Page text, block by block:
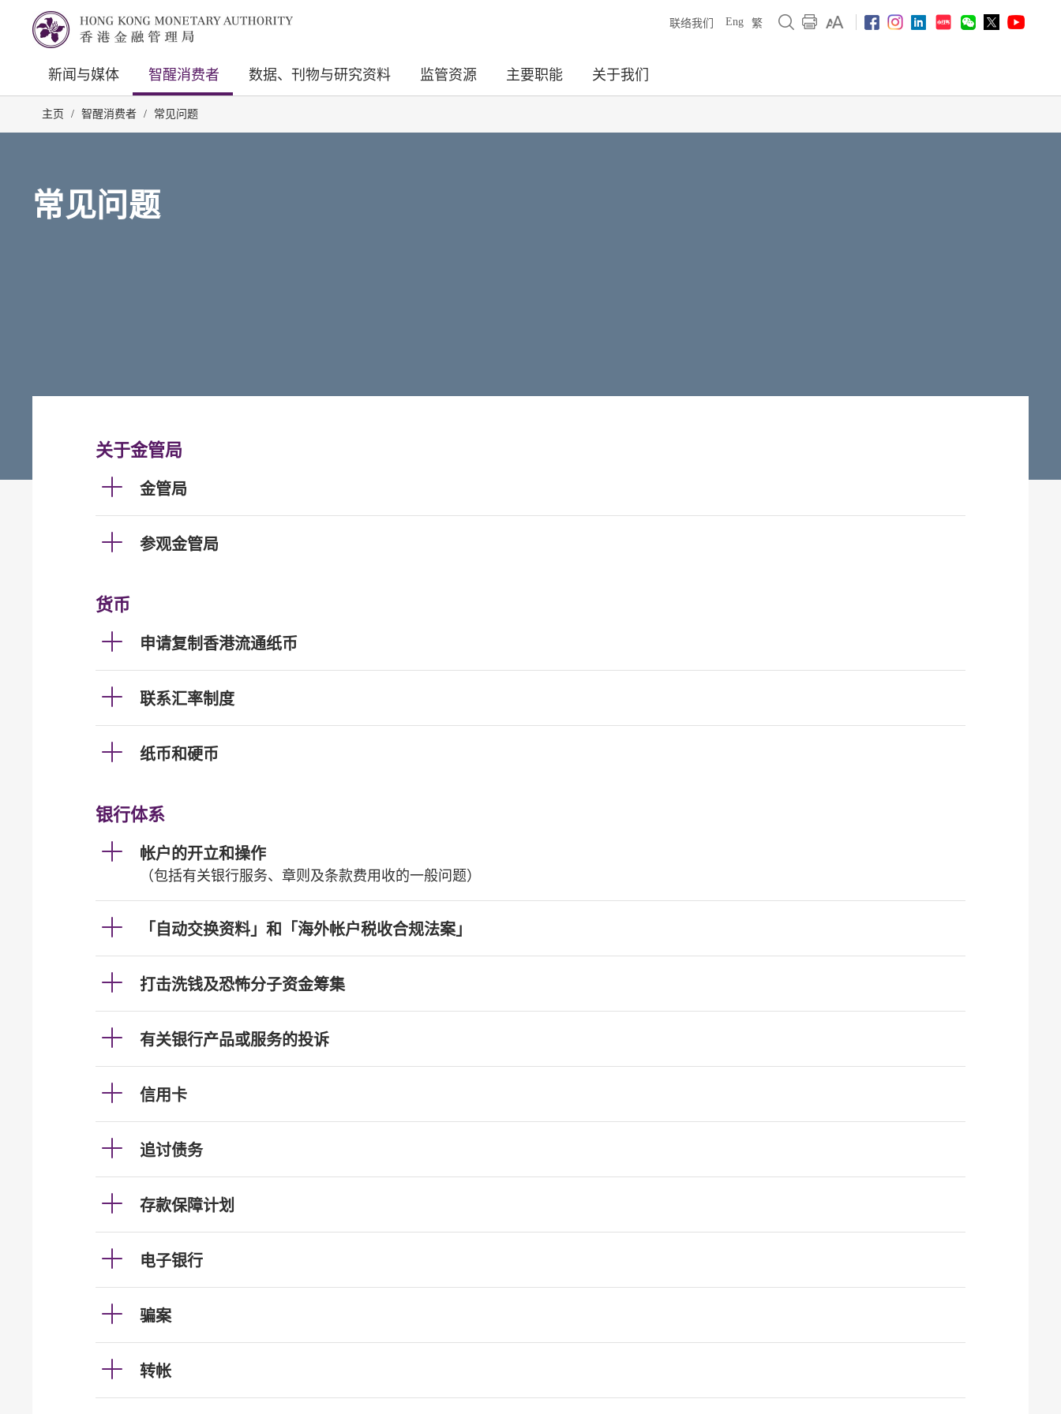
联络我们 Eng 繁
新闻与媒体 智醒消费者 数据、刊物与研究资料 监管资源 主要职能 关于我们
主页 / 智醒消费者 / 常见问题
常见问题
关于金管局
金管局
参观金管局
货币
申请复制香港流通纸币
联系汇率制度
纸币和硬币
银行体系
帐户的开立和操作
（包括有关银行服务、章则及条款费用收的一般问题）
「自动交换资料」和「海外帐户税收合规法案」
打击洗钱及恐怖分子资金筹集
有关银行产品或服务的投诉
信用卡
追讨债务
存款保障计划
电子银行
骗案
转帐